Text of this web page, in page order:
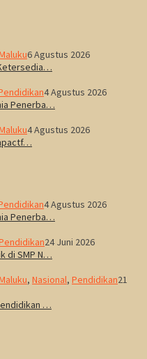
6 Agustus 2026
4 Agustus 2026
Penerba…
4 Agustus 2026
4 Agustus 2026
Penerba…
24 Juni 2026
di SMP N…
, Nasional, Pendidikan21
…